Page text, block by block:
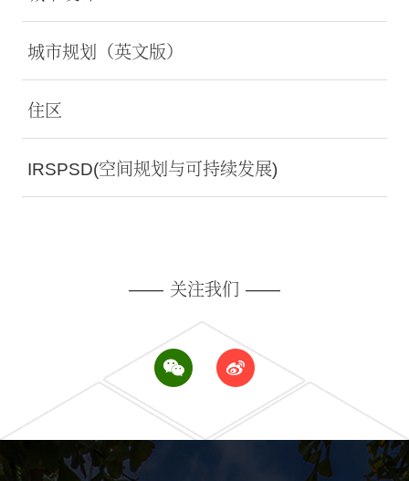
城市规划（英文版）
住区
IRSPSD(空间规划与可持续发展)
—— 关注我们 ——